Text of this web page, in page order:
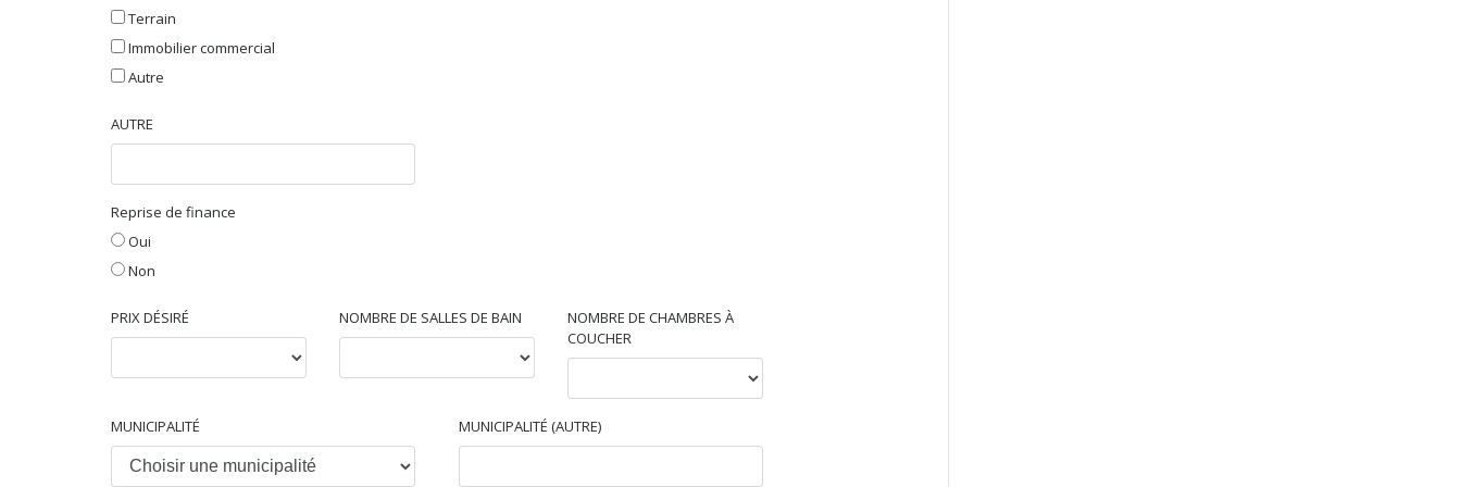
Terrain
Immobilier commercial
Autre
AUTRE
Reprise de finance
Oui
Non
PRIX DÉSIRÉ NOMBRE DE SALLES DE BAIN
NOMBRE DE CHAMBRES À
COUCHER
MUNICIPALITÉ MUNICIPALITÉ (AUTRE)